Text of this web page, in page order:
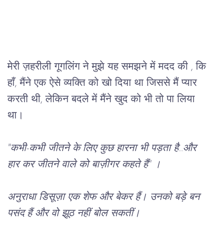
मेरी ज़हरीली गूगलिंग ने मुझे यह समझने में मदद की , कि
हाँ, मैंने एक ऐसे व्यक्ति को खो दिया था जिससे मैं प्यार
करती थी, लेकिन बदले में मैंने खुद को भी तो पा लिया
था।
"कभी-कभी जीतने के लिए कुछ हारना भी पड़ता है...और
हार कर जीतने वाले को बाज़ीगर कहते हैं" ।
अनुराधा डिसूज़ा एक शेफ और बेकर हैं। उनको बड़े बन
पसंद हैं और वो झूठ नहीं बोल सकतीं।